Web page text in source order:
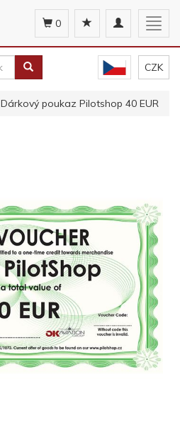
Toggle
navigation
0
CZK
Dárkový poukaz Pilotshop 40 EUR